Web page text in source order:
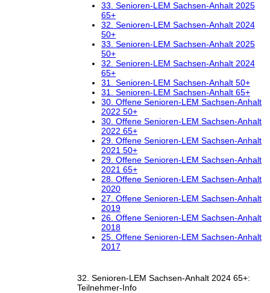
33. Senioren-LEM Sachsen-Anhalt 2025
65+
32. Senioren-LEM Sachsen-Anhalt 2024
50+
33. Senioren-LEM Sachsen-Anhalt 2025
50+
32. Senioren-LEM Sachsen-Anhalt 2024
65+
31. Senioren-LEM Sachsen-Anhalt 50+
31. Senioren-LEM Sachsen-Anhalt 65+
30. Offene Senioren-LEM Sachsen-Anhalt
2022 50+
30. Offene Senioren-LEM Sachsen-Anhalt
2022 65+
29. Offene Senioren-LEM Sachsen-Anhalt
2021 50+
29. Offene Senioren-LEM Sachsen-Anhalt
2021 65+
28. Offene Senioren-LEM Sachsen-Anhalt
2020
27. Offene Senioren-LEM Sachsen-Anhalt
2019
26. Offene Senioren-LEM Sachsen-Anhalt
2018
25. Offene Senioren-LEM Sachsen-Anhalt
2017
32. Senioren-LEM Sachsen-Anhalt 2024 65+:
Teilnehmer-Info